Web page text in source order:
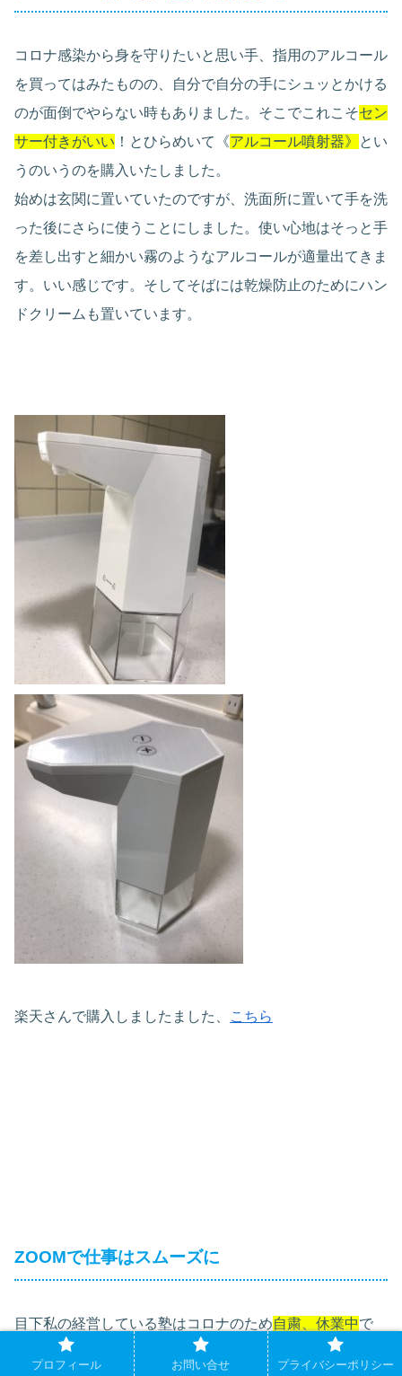
コロナ感染から身を守りたいと思い手、指用のアルコール
を買ってはみたものの、自分で自分の手にシュッとかける
のが面倒でやらない時もありました。そこでこれこそセン
サー付きがいい ！とひらめいて《アルコール噴射器》
とい
うのいうのを購入いたしました。
始めは玄関に置いていたのですが、洗面所に置いて手を洗
った後にさらに使うことにしました。使い心地はそっと手
を差し出すと細かい霧のようなアルコールが適量出てきま
す。いい感じです。そしてそばには乾燥防止のためにハン
ドクリームも置いています。
楽天さんで購入しましたました、 こちら
ZOOMで仕事はスムーズに
目下私の経営している塾はコロナのため自粛、休業中で
す。でも時々スタッフと打ち合わせの必要はあります。今
プロフィール お問い合せ プライバシーポリシー